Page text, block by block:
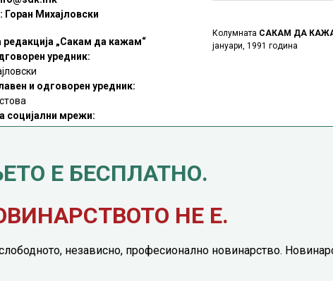
Горан Михајловски
редакција „Сакам да кажам“
уредник:
и одговорен уредник:
социјални мрежи:
авторски текстови е казниво со закон.
авторски содржини (текстови) од оваа
Колумната САКАМ ДА
јануари, 1991 година
Е БЕСПЛАТНО.
НЕ Е.
независно, професионално новинарство.